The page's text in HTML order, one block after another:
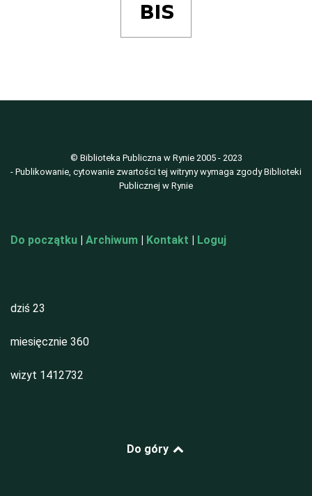
© Biblioteka Publiczna w Rynie 2005 - 2023
- Publikowanie, cytowanie zwartości tej witryny wymaga zgody Biblioteki
Publicznej w Rynie
Do początku | Archiwum | Kontakt | Loguj
dziś 23
miesięcznie 360
wizyt 1412732
Do góry